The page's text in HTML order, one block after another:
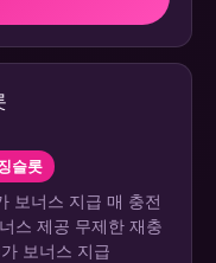
슬롯
보너스 지급 매 충전
스 제공 무제한 재충
보너스 지급